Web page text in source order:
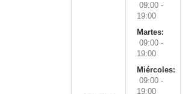
09:00 -
19:00
Martes:
09:00 -
19:00
Miércoles:
09:00 -
19:00